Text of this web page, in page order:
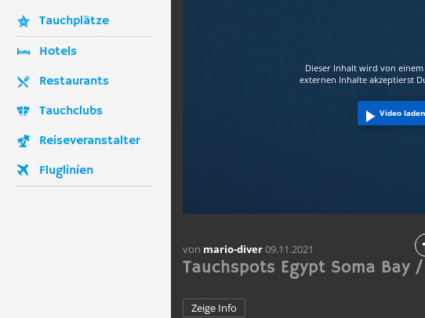
Tauchplätze
Hotels
Restaurants
Tauchclubs
Reiseveranstalter
Fluglinien
Dieser Inhalt wird von
externen Inhalte akzeptierst
Video laden
von mario-diver09.11.2021
Tauchspots Egypt Soma Bay
Zeige Info